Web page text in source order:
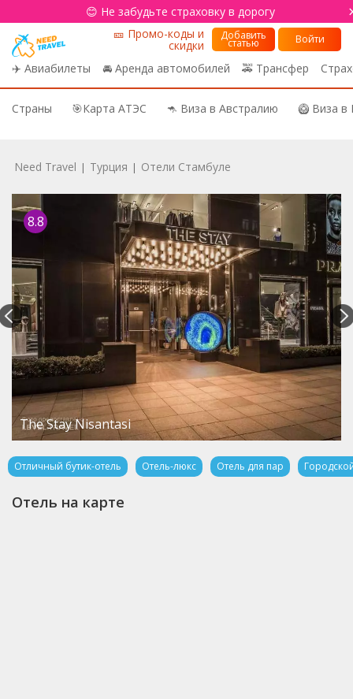
😊 Не забудьте страховку в дорогу
✈️ Авиабилеты 🚘 Аренда автомобилей 🚕 Трансфер
🎫 Промо-коды и
скидки
Добавить
статью Войти
Страны 🎯Карта АТЭС 🦘 Виза в Австралию 🥝 Виза
Need Travel | Турция | Отели Стамбуле
8.8
The Stay Nisantasi
Отличный бутик-отель Отель-люкс Отель для пар
Отель на карте